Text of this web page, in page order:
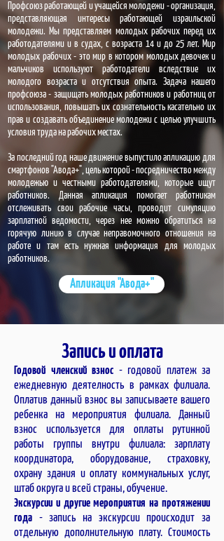
Профсоюз работающей и учащейся молодежи - организация,
представляющая интересы работающей израильской
молодежи. Мы представляем молодых рабочих перед их
работодателями и в судах, с возраста 14 и до 25 лет. Мир
молодых рабочих - это мир в котором молодых девочек и
мальчиков используют работодатели вследствие их
молодого возраста и отсутствия опыта. Задача нашего
профсоюза - защищать молодых работников и работниц от
использования, повышать их сознательность касательно их
прав и создавать объединение молодежи с целью улучшить
условия труда на рабочих местах.
За последний год наше движение выпустило апликацию для
смартфонов "Авода+", цель которой - посредничество между
молодежью и честными работодателями, которые ищут
работников. Данная апликация помогает работникам
отслеживать свои рабочие часы, проводит симуляцию
зарплатной ведомости, через нее можно обратиться на
горячую линию в случае неправомочного отношения на
работе и там есть нужная информация для молодых
работников.
Апликация "Авода+"
Запись и оплата
Годовой членский взнос - годовой платеж за
ежедневную деятелность в рамках филиала.
Оплатив данный взнос вы записываете вашего
ребенка на мероприятия филиала. Данный
взнос используется для оплаты рутинной
работы группы внутри филиала: зарплату
координатора, оборудование, страховку,
охрану здания и оплату коммунальных услуг,
штаб округа и всей страны, обучение.
Экскурсии и другие мероприятия на протяжении
года - запись на экскурсии происходит за
отдельную дополнительную плату. Стоимость